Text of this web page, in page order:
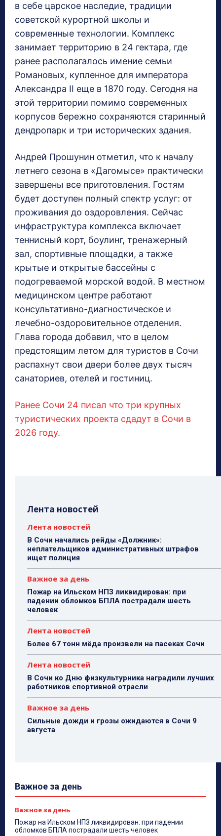
в себе царское наследие, традиции
советской курортной школы и
современные технологии. Комплекс
занимает территорию в 24 гектара, где
ранее располагалось имение семьи
Романовых, купленное для императора
Александра II еще в 1870 году. Сегодня на
этой территории помимо современных
корпусов бережно сохраняются старинный
дендропарк и три исторических здания.
Андрей Прошунин отметил, что к началу
летнего сезона в «Дагомысе» практически
завершены все приготовления. Гостям
будет доступен полный спектр услуг: от
проживания до оздоровления. Сейчас
инфраструктура комплекса включает
теннисный корт, боулинг, тренажерный
зал, спортивные площадки, а также
крытые и открытые бассейны с
подогреваемой морской водой. В местном
медицинском центре работают
консультативно-диагностическое и
лечебно-оздоровительное отделения.
Глава города добавил, что в целом
предстоящим летом для туристов в Сочи
распахнут свои двери более двух тысяч
санаториев, отелей и гостиниц.
Ранее Сочи 24 писал что три крупных
туристических проекта сдадут в Сочи в
2026 году.
Лента новостей
Лента новостей
В Сочи начались рейды «Должник»:
неплательщиков административных штрафов
ищет полиция
Важное за день
Пожар на Ильском НПЗ ликвидирован: при
падении обломков БПЛА пострадали шесть
человек
Лента новостей
Более 67 тонн мёда произвели на пасеках Сочи
Лента новостей
В Сочи ко Дню физкультурника наградили лучших
работников спортивной отрасли
Важное за день
Сильные дожди и грозы ожидаются в Сочи 9
августа
Важное за день
Важное за день
Пожар на Ильском НПЗ ликвидирован: при падении
обломков БПЛА пострадали шесть человек